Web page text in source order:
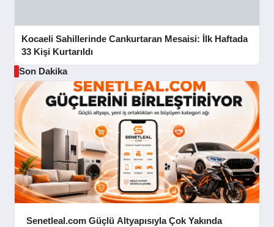
Kocaeli Sahillerinde Cankurtaran Mesaisi: İlk Haftada
33 Kişi Kurtarıldı
Son Dakika
Senetleal.com Güçlü Altyapısıyla Çok Yakında